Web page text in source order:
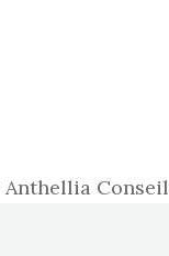
Anthellia Conseil